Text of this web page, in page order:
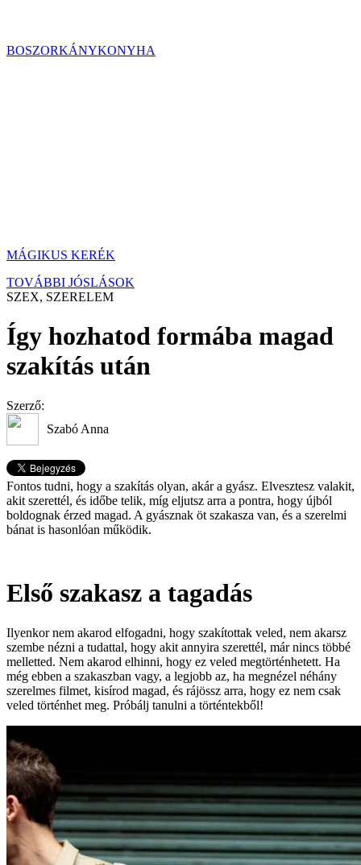
BOSZORKÁNYKONYHA
MÁGIKUS KERÉK
TOVÁBBI JÓSLÁSOK
SZEX, SZERELEM
Így hozhatod formába magad
szakítás után
Szerző:
Szabó Anna
Fontos tudni, hogy a szakítás olyan, akár a gyász. Elvesztesz valakit,
akit szerettél, és időbe telik, míg eljutsz arra a pontra, hogy újból
boldognak érzed magad. A gyásznak öt szakasza van, és a szerelmi
bánat is hasonlóan működik.
Első szakasz a tagadás
Ilyenkor nem akarod elfogadni, hogy szakítottak veled, nem akarsz
szembe nézni a tudattal, hogy akit annyira szerettél, már nincs többé
melletted. Nem akarod elhinni, hogy ez veled megtörténhetett. Ha
még ebben a szakaszban vagy, a legjobb az, ha megnézel néhány
szerelmes filmet, kisírod magad, és rájössz arra, hogy ez nem csak
veled történhet meg. Próbálj tanulni a történtekből!